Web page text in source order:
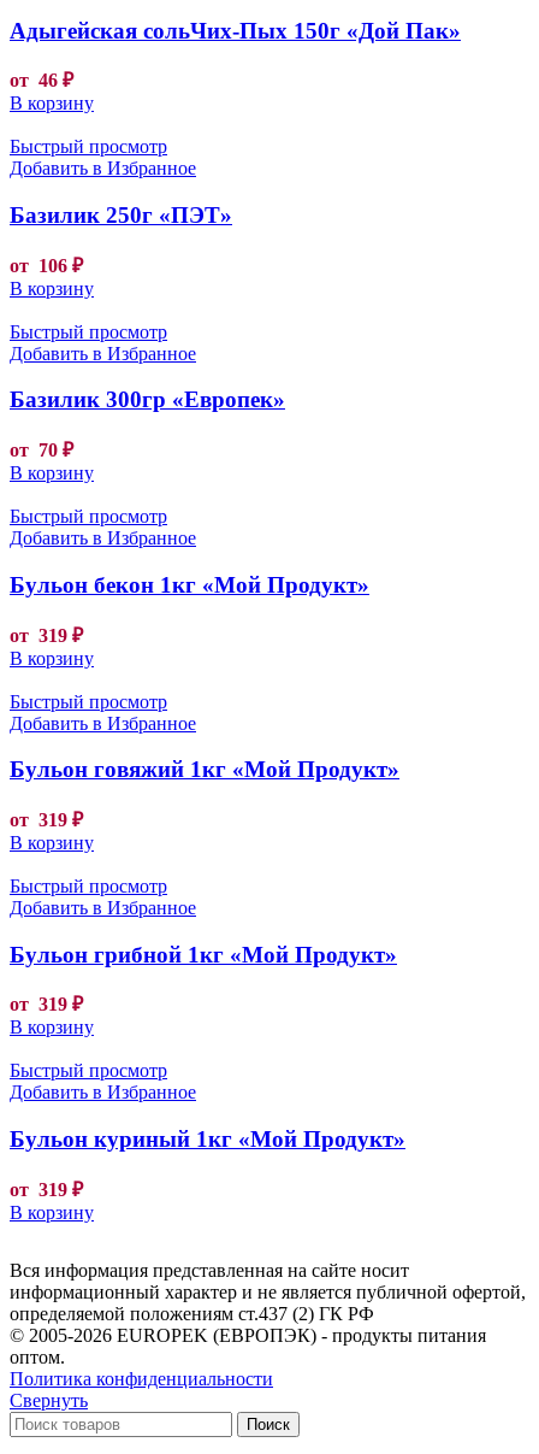
Адыгейская сольЧих-Пых 150г «Дой Пак»
от 46 ₽
В корзину
Быстрый просмотр
Добавить в Избранное
Базилик 250г «ПЭТ»
от 106 ₽
В корзину
Быстрый просмотр
Добавить в Избранное
Базилик 300гр «Европек»
от 70 ₽
В корзину
Быстрый просмотр
Добавить в Избранное
Бульон бекон 1кг «Мой Продукт»
от 319 ₽
В корзину
Быстрый просмотр
Добавить в Избранное
Бульон говяжий 1кг «Мой Продукт»
от 319 ₽
В корзину
Быстрый просмотр
Добавить в Избранное
Бульон грибной 1кг «Мой Продукт»
от 319 ₽
В корзину
Быстрый просмотр
Добавить в Избранное
Бульон куриный 1кг «Мой Продукт»
от 319 ₽
В корзину
Вся информация представленная на сайте носит
информационный характер и не является публичной офертой,
определяемой положениям ст.437 (2) ГК РФ
© 2005-2026 EUROPEK (ЕВРОПЭК) - продукты питания
оптом.
Политика конфиденциальности
Свернуть
Поиск